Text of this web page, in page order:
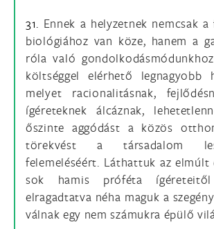
31. Ennek a helyzetnek nemcsak
biológiához van köze, hanem a
róla való
költséggel elérhető legnagyobb
melyet racionalitásnak,
ígéreteknek álcáznak,
őszinte aggódást a közös
törekvést a társadalom
felemeléséért. Láthattuk az elmúlt
sok hamis próféta
elragadtatva néha maguk a
válnak egy nem számukra épülő